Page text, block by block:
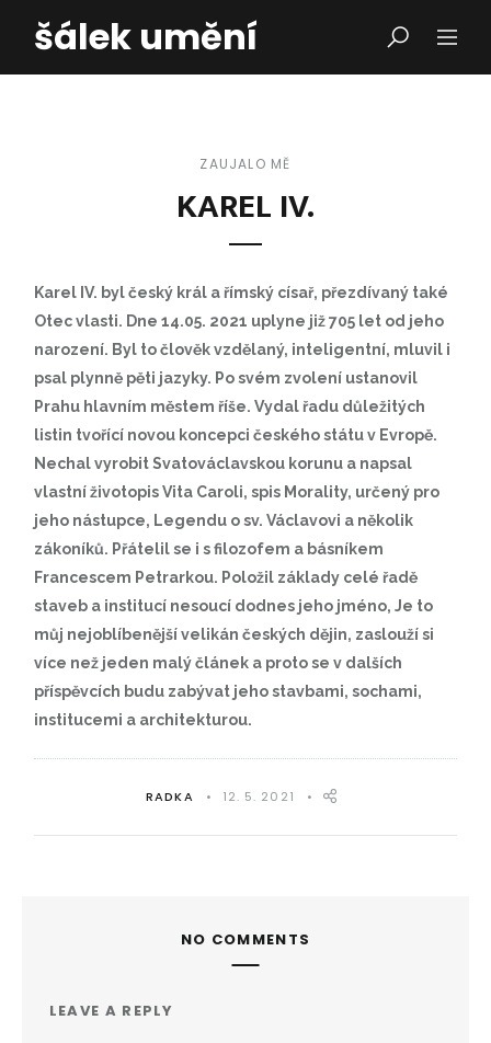
šálek umění
ZAUJALO MĚ
KAREL IV.
Karel IV. byl český král a římský císař, přezdívaný také
Otec vlasti. Dne 14.05. 2021 uplyne již 705 let od jeho
narození. Byl to člověk vzdělaný, inteligentní, mluvil i
psal plynně pěti jazyky. Po svém zvolení ustanovil
Prahu hlavním městem říše. Vydal řadu důležitých
listin tvořící novou koncepci českého státu v Evropě.
Nechal vyrobit Svatováclavskou korunu a napsal
vlastní životopis Vita Caroli, spis Morality, určený pro
jeho nástupce, Legendu o sv. Václavovi a několik
zákoníků. Přátelil se i s filozofem a básníkem
Francescem Petrarkou. Položil základy celé řadě
staveb a institucí nesoucí dodnes jeho jméno, Je to
můj nejoblíbenější velikán českých dějin, zaslouží si
více než jeden malý článek a proto se v dalších
příspěvcích budu zabývat jeho stavbami, sochami,
institucemi a architekturou.
RADKA 12. 5. 2021
NO COMMENTS
LEAVE A REPLY